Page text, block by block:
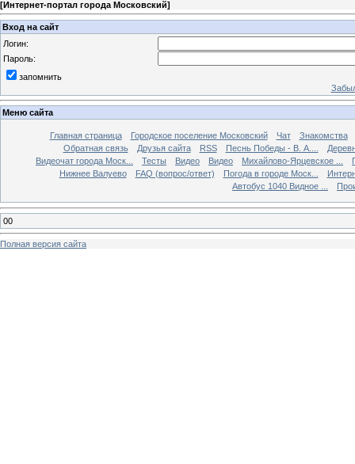
[Интернет-портал города Московский]
Вход на сайт
Логин:
Пароль:
запомнить
Меню сайта
Главная страница Городское поселение Московский Чат
Знакомства
Обратная связь
Друзья сайта RSS Песнь Победы - В. А....
Видеочат города Моск...
Тесты Видео Видео Михайлово-Ярцевское ...
Нижнее Валуево
FAQ (вопрос/ответ) Погода в городе Моск...
Автобус 1040 Видное ...
00
Полная версия сайта